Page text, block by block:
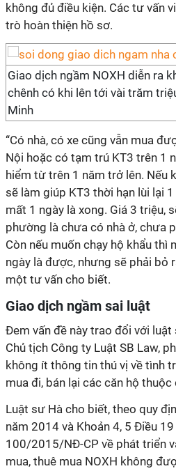
không đủ điều kiện. Các tư vấn
trò hoàn thiện hồ sơ.
Giao dịch ngầm NOXH diễn ra
chênh có khi lên tới vài trăm
Minh
“Có nhà, có xe cũng vẫn mua
Nội hoặc có tạm trú KT3 trên 1
hiểm từ trên 1 năm trở lên. Nếu
sẽ làm giúp KT3 thời hạn lùi lại
mất 1 ngày là xong. Giá 3 triệu,
phường là chưa có nhà ở, chưa
Còn nếu muốn chạy hộ khẩu thì
ngày là được, nhưng sẽ phải bỏ
một tư vấn cho biết.
Giao dịch ngầm sai luật
Đem vấn đề này trao đổi với luật
Chủ tịch Công ty Luật SB Law,
không ít thông tin thú vị về tình
mua đi, bán lại các căn hộ thuộc
Luật sư Hà cho biết, theo quy
năm 2014 và Khoản 4, 5 Điều
100/2015/NĐ-CP về phát triển
mua, thuê mua NOXH không